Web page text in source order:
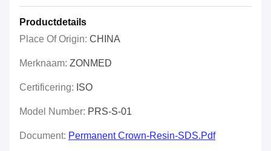
Productdetails
Place Of Origin: CHINA
Merknaam: ZONMED
Certificering: ISO
Model Number: PRS-S-01
Document: Permanent Crown-Resin-SDS.pdf